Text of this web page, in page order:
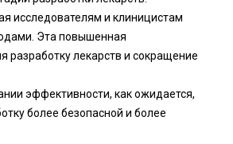
исследователям и клиницистам
Эта повышенная
разработку лекарств и сокращение
эффективности, как ожидается,
более безопасной и более